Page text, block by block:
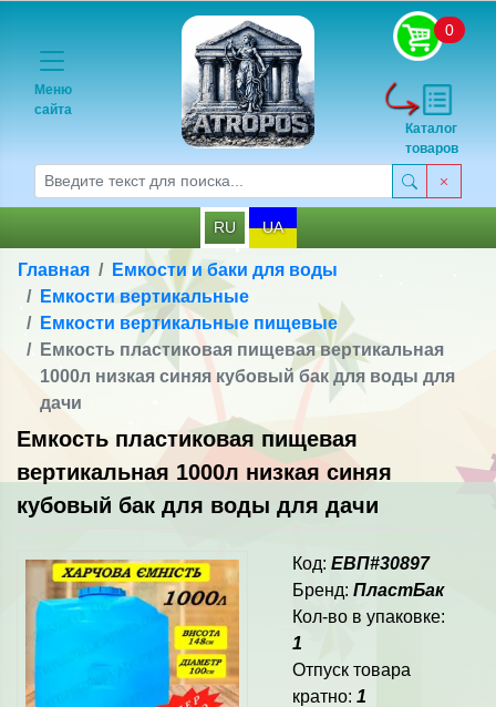
Меню
сайта
0
Каталог
товаров
RU UA
Главная
Емкости и баки для воды
Емкости вертикальные
Емкости вертикальные пищевые
Емкость пластиковая пищевая вертикальная
1000л низкая синяя кубовый бак для воды для
дачи
Емкость пластиковая пищевая
вертикальная 1000л низкая синяя
кубовый бак для воды для дачи
Код: ЕВП#30897
Бренд: ПластБак
Кол-во в упаковке:
1
Отпуск товара
кратно: 1